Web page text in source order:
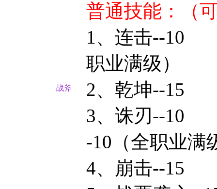
战斧
普通技能：（
1、连
职业满级）
2、乾
3、诛
-10 （全职业满
4、崩